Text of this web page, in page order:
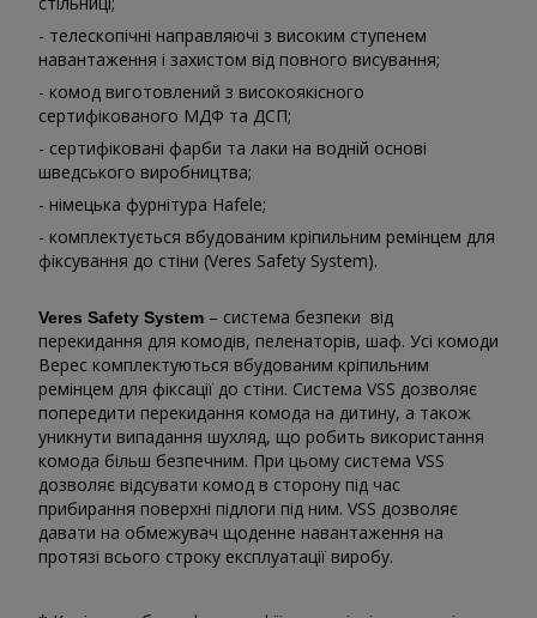
- телескопічні направляючі з високим ступенем
навантаження і захистом від повного висування;
- комод виготовлений з високоякісного
сертифікованого МДФ та ДСП;
- сертифіковані фарби та лаки на водній основі
шведського виробництва;
- німецька фурнітура Hafele;
- комплектується вбудованим кріпильним ремінцем для
фіксування до стіни (Veres Safety System).
Veres Safety System – система безпеки від
перекидання для комодів, пеленаторів, шаф. Усі комоди
Верес комплектуються вбудованим кріпильним
ремінцем для фіксації до стіни. Система VSS дозволяє
попередити перекидання комода на дитину, а також
уникнути випадання шухляд, що робить використання
комода більш безпечним. При цьому система VSS
дозволяє відсувати комод в сторону під час
прибирання поверхні підлоги під ним. VSS дозволяє
давати на обмежувач щоденне навантаження на
протязі всього строку експлуатації виробу.